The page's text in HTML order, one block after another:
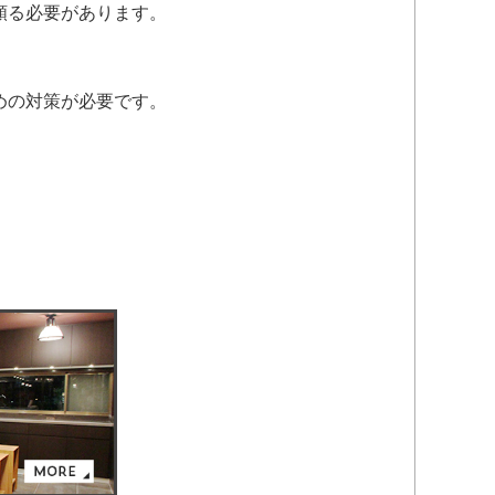
必要があります。
対策が必要です。